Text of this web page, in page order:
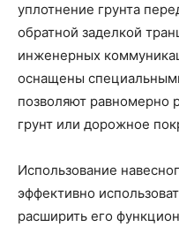
уплотнение грунта
обратной заделкой
инженерных
оснащены
позволяют равномерно
грунт или дорожное
Использование
эффективно
расширить его